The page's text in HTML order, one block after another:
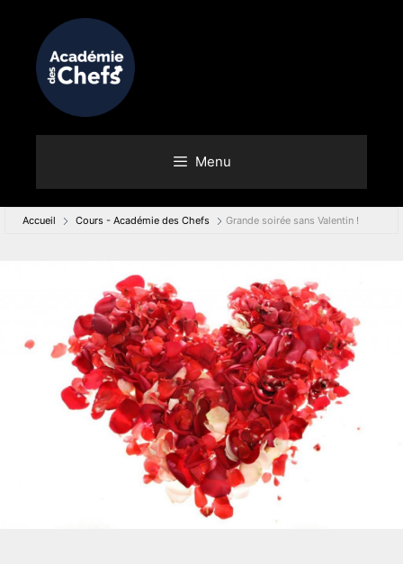
contenu
Menu
Accueil Cours - Académie des Chefs Grande soirée sans Valentin !